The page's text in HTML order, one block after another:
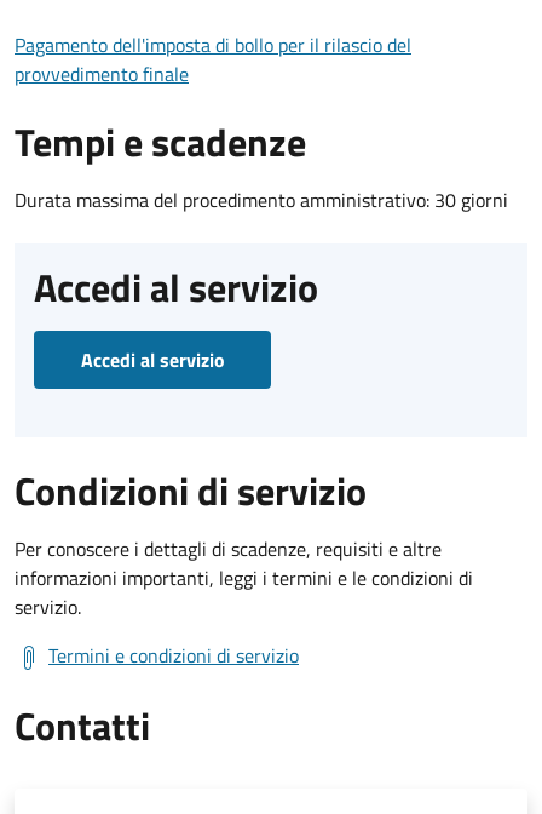
Pagamento dell'imposta di bollo per il rilascio del
provvedimento finale
Tempi e scadenze
Durata massima del procedimento amministrativo: 30 giorni
Accedi al servizio
Accedi al servizio
Condizioni di servizio
Per conoscere i dettagli di scadenze, requisiti e altre
informazioni importanti, leggi i termini e le condizioni di
servizio.
Termini e condizioni di servizio
Contatti